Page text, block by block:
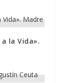
la Vida».